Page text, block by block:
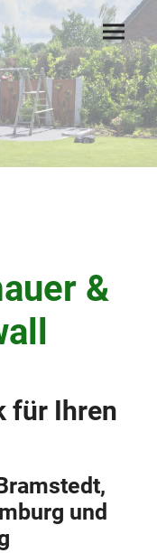
&
für Ihren
und